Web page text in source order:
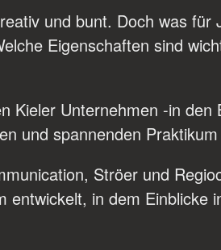
und bunt. Doch was
Eigenschaften sind
Kieler Unternehmen -in
und spannenden
Ströer und
entwickelt, in dem Einblicke